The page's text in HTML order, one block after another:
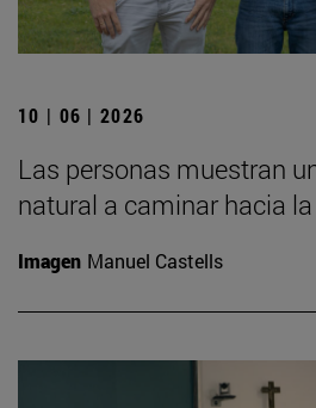
10 | 06 | 2026
Las personas muestran
natural a caminar hacia
Imagen Manuel Castells